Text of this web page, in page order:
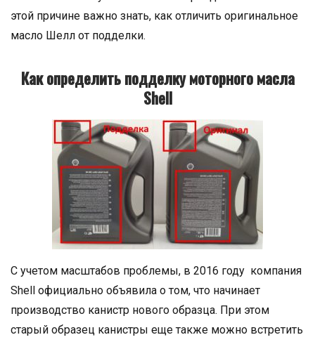
этой причине важно знать, как отличить оригинальное
масло Шелл от подделки.
Как определить подделку моторного масла
Shell
C учетом масштабов проблемы, в 2016 году компания
Shell официально объявила о том, что начинает
производство канистр нового образца. При этом
старый образец канистры еще также можно встретить